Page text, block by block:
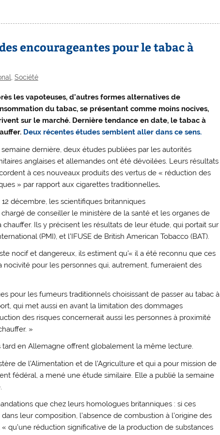
encourageantes pour le tabac à
, Société
les vapoteuses, d’autres formes alternatives de
du tabac, se présentant comme moins nocives,
sur le marché. Dernière tendance en date, le tabac à
Deux récentes études semblent aller dans ce sens.
semaine dernière, deux études publiées par les autorités
anglaises et allemandes ont été dévoilées. Leurs résultats
à ces nouveaux produits des vertus de « réduction des
» par rapport aux cigarettes traditionnelles.
12 décembre, les scientifiques britanniques
de conseiller le ministère de la santé et les organes de
Ils y précisent les résultats de leur étude, qui portait sur
(PMI), et l’IFUSE de British American Tobacco (BAT).
nocif et dangereux, ils estiment qu’« il a été reconnu que ces
pour les personnes qui, autrement, fumeraient des
pour les fumeurs traditionnels choisissant de passer au tabac à
qui met aussi en avant la limitation des dommages
des risques concernerait aussi les personnes à proximité
»
en Allemagne offrent globalement la même lecture.
de l’Alimentation et de l’Agriculture et qui a pour mission de
fédéral, a mené une étude similaire. Elle a publié la semaine
que chez leurs homologues britanniques : si ces
leur composition, l’absence de combustion à l’origine des
qu’une réduction significative de la production de substances